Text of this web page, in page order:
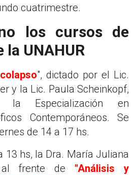
cuatrimestre.
los cursos de
la UNAHUR
", dictado por el Lic.
y la Lic. Paula Scheinkopf,
la Especialización en
Contemporáneos. Se
de 14 a 17 hs.
13 hs, la Dra. María Juliana
al frente de "Análisis y